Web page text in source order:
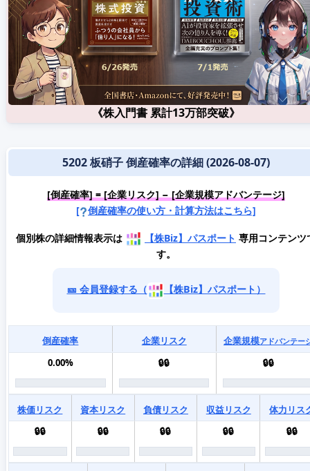
《株入門書 累計13万部突破》
5202 板硝子 倒産確率の詳細 (2026-08-07)
[倒産確率] = [企業リスク] − [企業規模アドバンテージ]
[
倒産確率の使い方・計算方法はこちら]
個別株の詳細情報表示は 【株Biz】パスポート 専用コンテンツ
す。
🎫 会員登録する（ 【株Biz】パスポート）
倒産確率 企業リスク 企業規模アドバンテー
0.00% 🔒🔒 🔒🔒
株価リスク 資本リスク 負債リスク 収益リスク
体力リス
🔒🔒
🔒🔒 🔒🔒 🔒🔒 🔒🔒